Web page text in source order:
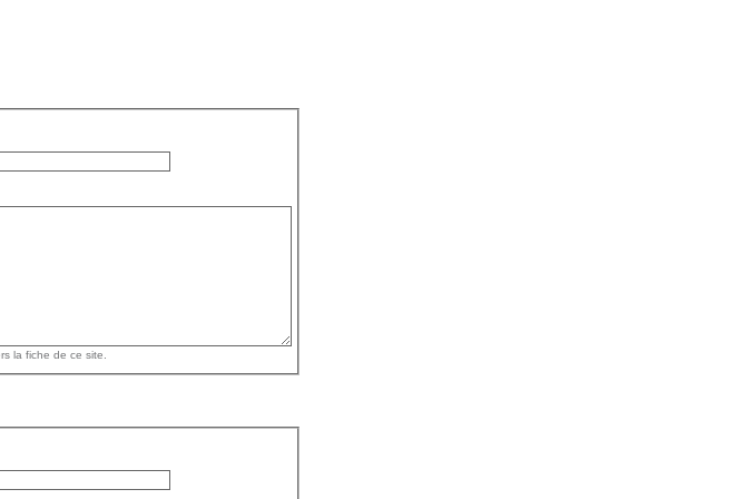
Votre message sera automatiquement complété du lien vers la fiche de ce site.